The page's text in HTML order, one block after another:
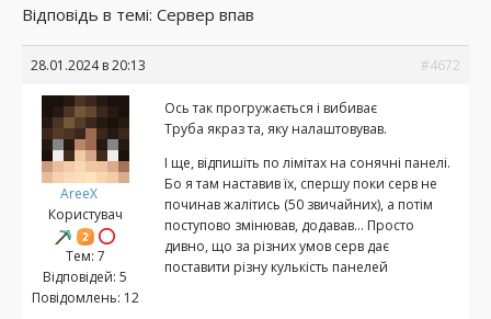
Відповідь в темі: Сервер впав
28.01.2024 в 20:13 #4672
AreeX
Користувач
Тем: 7
Відповідей: 5
Повідомлень: 12
Ось так прогружається і вибиває
Труба якраз та, яку налаштовував.
І ще, відпишіть по лімітах на сонячні панелі.
Бо я там наставив їх, спершу поки серв не
починав жалітись (50 звичайних), а потім
поступово змінював, додавав… Просто
дивно, що за різних умов серв дає
поставити різну кулькість панелей